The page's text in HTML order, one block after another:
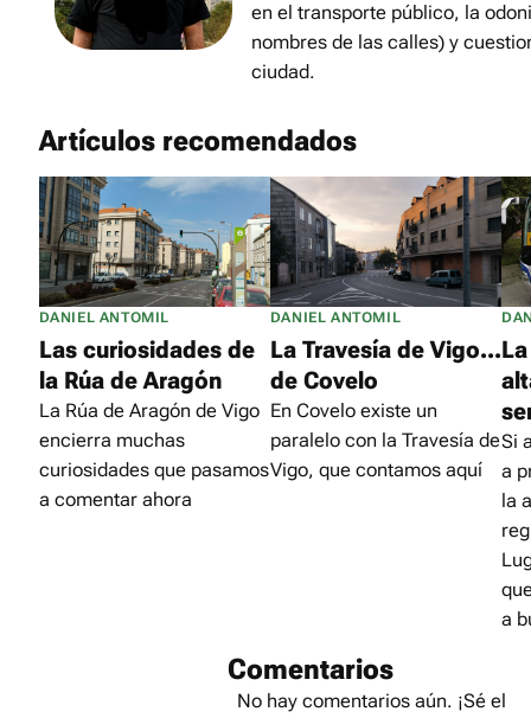
en el transporte público, la
nombres de las calles) y
ciudad.
Artículos recomendados
DANIEL ANTOMIL
Las curiosidades de
la Rúa de Aragón
La Rúa de Aragón de Vigo
encierra muchas
curiosidades que pasamos
a comentar ahora
DANIEL ANTOMIL
La Travesía de Vigo...
de Covelo
En Covelo existe un
paralelo con la Travesía de
Vigo, que contamos aquí
Si
a
la
a
Comentarios
No hay comentarios aún. ¡Sé el